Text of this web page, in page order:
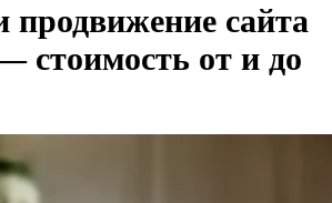
продвижение сайта
стоимость от и до